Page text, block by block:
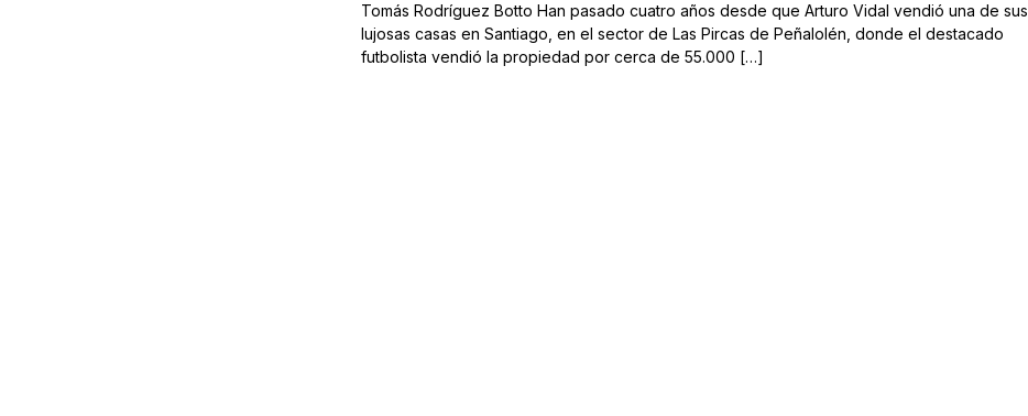
Tomás Rodríguez Botto Han pasado cuatro años desde que Arturo Vidal vendió una de sus
lujosas casas en Santiago, en el sector de Las Pircas de Peñalolén, donde el destacado
futbolista vendió la propiedad por cerca de 55.000 […]